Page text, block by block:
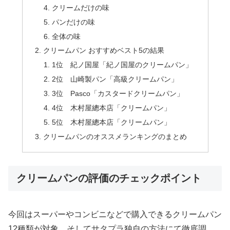
クリームだけの味
パンだけの味
全体の味
クリームパン おすすめベスト5の結果
1位 紀ノ国屋「紀ノ国屋のクリームパン」
2位 山崎製パン「高級クリームパン」
3位 Pasco「カスタードクリームパン」
4位 木村屋總本店「クリームパン」
5位 木村屋總本店「クリームパン」
クリームパンのオススメランキングのまとめ
クリームパンの評価のチェックポイント
今回はスーパーやコンビニなどで購入できるクリームパン